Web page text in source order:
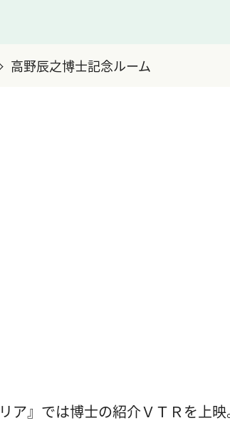
高野辰之博士記念ルーム
ア』では博士の紹介ＶＴＲを上